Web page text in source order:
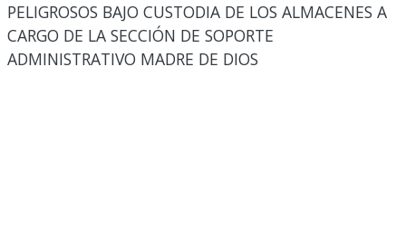
PELIGROSOS BAJO CUSTODIA DE LOS ALMACENES A
CARGO DE LA SECCIÓN DE SOPORTE
ADMINISTRATIVO MADRE DE DIOS